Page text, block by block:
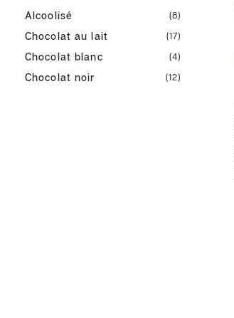
Alcoolisé (8)
Chocolat au lait (17)
Chocolat blanc (4)
Chocolat noir (12)
Soirée
dégustation